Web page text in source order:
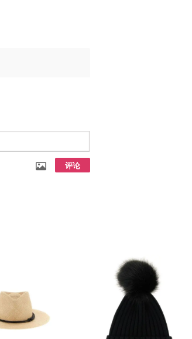
评论